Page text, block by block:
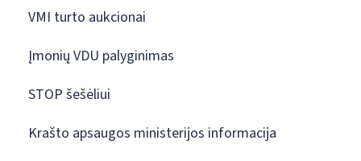
VMI turto aukcionai
Įmonių VDU palyginimas
STOP šešėliui
Krašto apsaugos ministerijos informacija